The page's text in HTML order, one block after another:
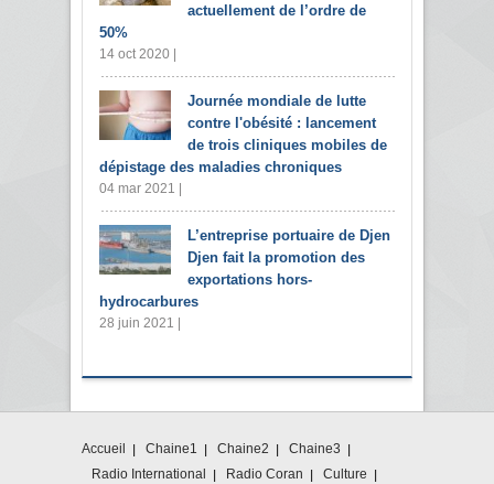
actuellement de l’ordre de
50%
14 oct 2020 |
Journée mondiale de lutte
contre l'obésité : lancement
de trois cliniques mobiles de
dépistage des maladies chroniques
04 mar 2021 |
L’entreprise portuaire de Djen
Djen fait la promotion des
exportations hors-
hydrocarbures
28 juin 2021 |
Accueil Chaine1 Chaine2
Chaine3
Radio International
Radio Coran Culture